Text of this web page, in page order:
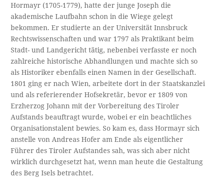
Hormayr (1705-1779), hatte der junge Joseph die
akademische Laufbahn schon in die Wiege gelegt
bekommen. Er studierte an der Universität Innsbruck
Rechtswissenschaften und war 1797 als Praktikant beim
Stadt- und Landgericht tätig, nebenbei verfasste er noch
zahlreiche historische Abhandlungen und machte sich so
als Historiker ebenfalls einen Namen in der Gesellschaft.
1801 ging er nach Wien, arbeitete dort in der Staatskanzlei
und als referierender Hofsekretär, bevor er 1809 von
Erzherzog Johann mit der Vorbereitung des Tiroler
Aufstands beauftragt wurde, wobei er ein beachtliches
Organisationstalent bewies. So kam es, dass Hormayr sich
anstelle von Andreas Hofer am Ende als eigentlicher
Führer des Tiroler Aufstandes sah, was sich aber nicht
wirklich durchgesetzt hat, wenn man heute die Gestaltung
des Berg Isels betrachtet.